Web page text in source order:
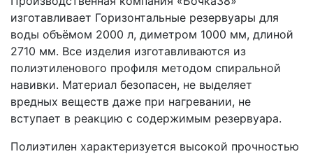
изготавливает Горизонтальные резервуары для
воды объёмом 2000 л, диметром 1000 мм, длиной
2710 мм. Все изделия изготавливаются из
полиэтиленового профиля методом спиральной
навивки. Материал безопасен, не выделяет
вредных веществ даже при нагревании, не
вступает в реакцию с содержимым резервуара.
Полиэтилен характеризуется высокой прочностью